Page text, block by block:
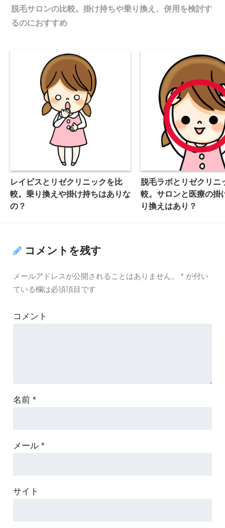
脱毛サロンの比較。掛け持ちや乗り換え、併用を検討す
るのにおすすめ
レイビスとリゼクリニックを比
較。乗り換えや掛け持ちはありな
の？
脱毛ラボとリゼクリニ
較。サロンと医療の掛
り換えはあり？
コメントを残す
メールアドレスが公開されることはありません。 *が付い
ている欄は必須項目です
コメント
名前 *
メール *
サイト